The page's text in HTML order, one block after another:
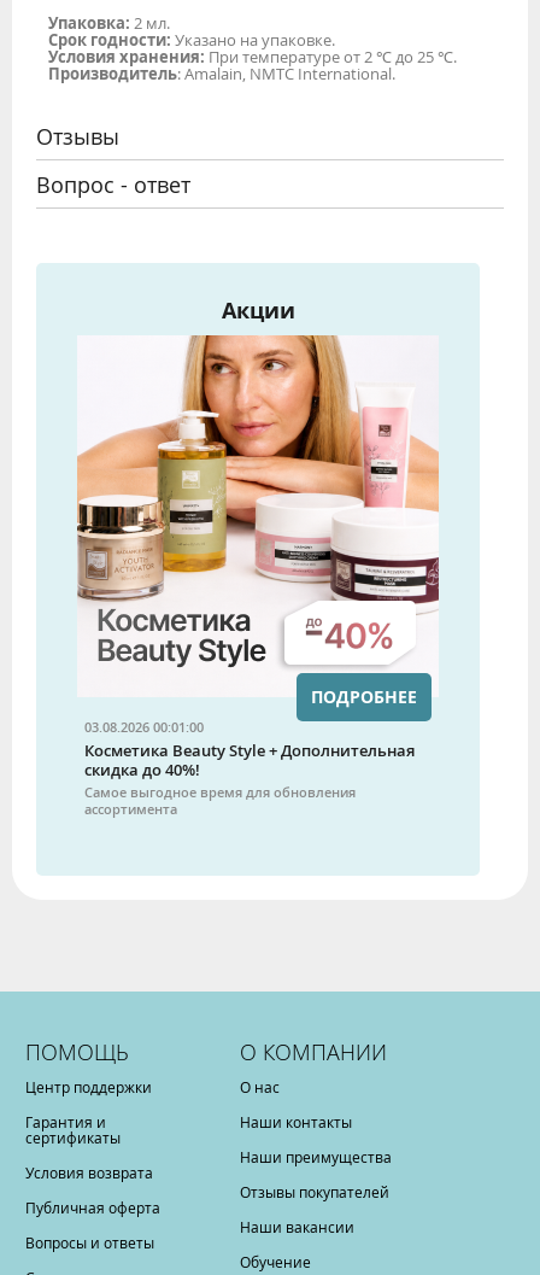
Упаковка: 2 мл.
Срок годности: Указано на упаковке.
Условия хранения: При температуре от 2 ℃ до 25 ℃.
Производитель: Amalain, NMTC International.
Отзывы
Вопрос - ответ
Акции
03.08.2026 00:01:00
Косметика Beauty Style + Дополнительная
скидка до 40%!
Самое выгодное время для обновления
ассортимента
ПОДРОБНЕЕ
ПОМОЩЬ
Центр поддержки
Гарантия и
сертификаты
Условия возврата
Публичная оферта
Вопросы и ответы
О КОМПАНИИ
О нас
Наши контакты
Наши преимущества
Отзывы покупателей
Наши вакансии
Обучение